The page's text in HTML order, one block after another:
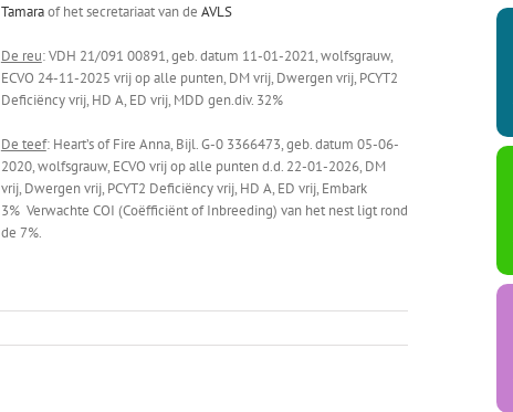
Tamaraof het secretariaat van de AVLS
De reu: VDH 21/091 00891, geb. datum 11-01-2021, wolfsgrauw,
ECVO 24-11-2025 vrij op alle punten, DM vrij, Dwergen vrij, PCYT2
Deficiëncy vrij, HD A, ED vrij, MDD gen.div. 32%
De teef: Heart’s of Fire Anna, Bijl. G-0 3366473, geb. datum 05-06-
2020, wolfsgrauw, ECVO vrij op alle punten d.d. 22-01-2026, DM
vrij, Dwergen vrij, PCYT2 Deficiëncy vrij, HD A, ED vrij, Embark
3% Verwachte COI (Coëfficiënt of Inbreeding) van het nest ligt rond
de 7%.